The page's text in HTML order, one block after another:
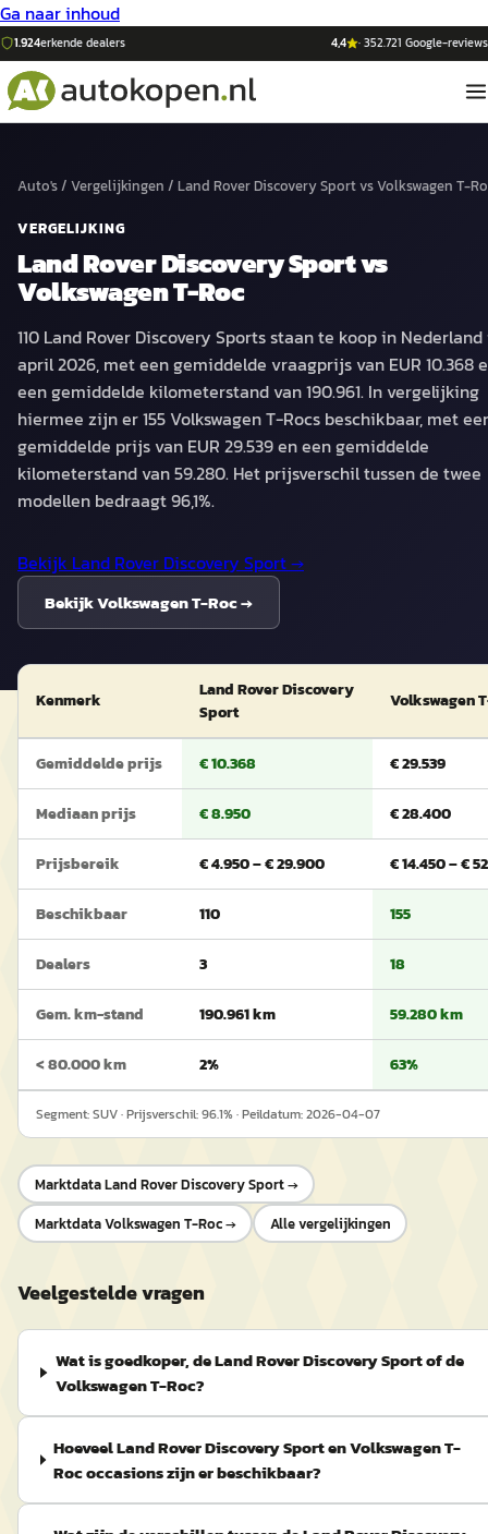
Ga naar inhoud
1.924erkende dealers 4,4 ·352.721 Google-reviews
Auto's/ Vergelijkingen / Land Rover Discovery SportvsVolkswagen T-
VERGELIJKING
Land Rover Discovery Sportvs
Volkswagen T-Roc
110 Land Rover Discovery Sports staan te koop in
april 2026, met een gemiddelde vraagprijs van EUR 10.368
een gemiddelde kilometerstand van 190.961. In vergelijking
hiermee zijn er 155 Volkswagen T-Rocs beschikbaar, met
gemiddelde prijs van EUR 29.539 en een gemiddelde
kilometerstand van 59.280. Het prijsverschil tussen de twee
modellen bedraagt 96,1%.
Bekijk Land Rover Discovery Sport→
BekijkVolkswagen T-Roc→
Kenmerk
Land Rover Discovery
Sport
Volkswagen
Gemiddelde prijs € 10.368 € 29.539
Mediaan prijs € 8.950 € 28.400
Prijsbereik € 4.950 – € 29.900 € 14.450 – €
Beschikbaar 110 155
Dealers 3 18
Gem. km-stand 190.961 km 59.280 km
< 80.000 km 2% 63%
Segment:SUV· Prijsverschil:96.1% · Peildatum:2026-04-07
MarktdataLand Rover Discovery Sport→
MarktdataVolkswagen T-Roc→ Alle vergelijkingen
Veelgestelde vragen
Wat is goedkoper, de Land Rover Discovery Sport of de
Volkswagen T-Roc?
Hoeveel Land Rover Discovery Sport en Volkswagen T-
Roc occasions zijn er beschikbaar?